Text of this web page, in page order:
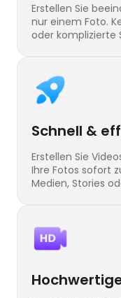
Erstellen Sie
nur einem Foto.
oder komplizierte
Schnell &
Erstellen Sie
Ihre Fotos sofort
Medien, Stories